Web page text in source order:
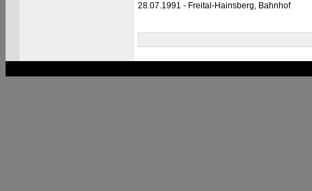
28.07.1991 - Freital-Hainsberg, Bahnhof